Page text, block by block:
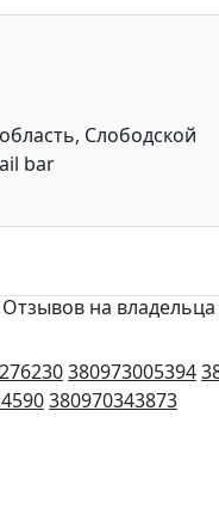
Слободской
bar
Отзывов на
380973005394
380970343873